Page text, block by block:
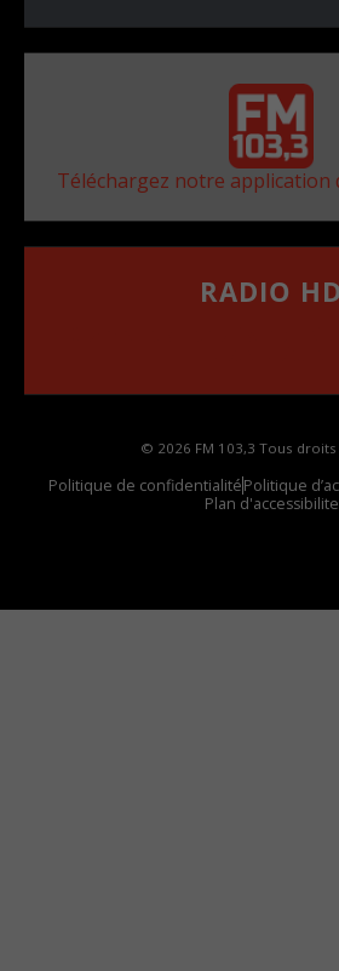
Téléchargez notre application
RADIO HD
© 2026 FM 103,3 Tous droits
Politique de confidentialitéPolitique
Plan d'accessibilite